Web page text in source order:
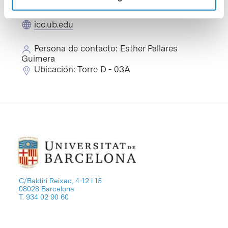
epallares@icc.ub.edu
icc.ub.edu
Persona de contacto: Esther Pallares
Guimera
Ubicación: Torre D - 03A
C/Baldiri Reixac, 4-12 i 15
08028 Barcelona
T. 934 02 90 60